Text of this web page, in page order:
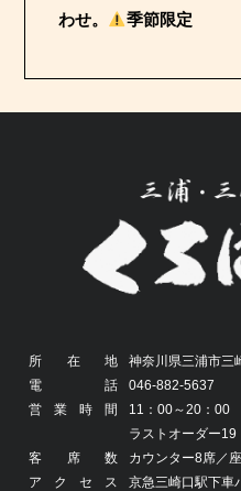
わせ。
季節限定
所在地
神奈川県三浦市三
電話
046-882-5637
営業時間
11：00～20：00
ラストオーダー19
客席数
カウンター8席／
アクセス
京急三崎口駅下車